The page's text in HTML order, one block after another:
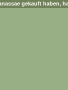
gekauft haben,